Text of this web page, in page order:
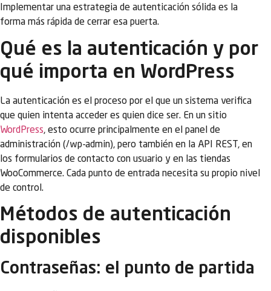
Implementar una estrategia de autenticación sólida es la
forma más rápida de cerrar esa puerta.
Qué es la autenticación y por
qué importa en WordPress
La autenticación es el proceso por el que un sistema verifica
que quien intenta acceder es quien dice ser. En un sitio
WordPress, esto ocurre principalmente en el panel de
administración (/wp-admin), pero también en la API REST, en
los formularios de contacto con usuario y en las tiendas
WooCommerce. Cada punto de entrada necesita su propio nivel
de control.
Métodos de autenticación
disponibles
Contraseñas: el punto de partida